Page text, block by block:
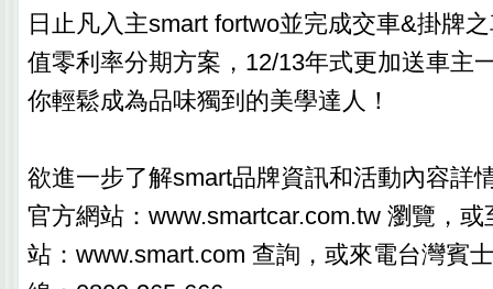
日止凡入主smart fortwo並完成交車&掛牌
值零利率分期方案，12/13年式更加送車主
你輕鬆成為品味獨到的美學達人！
欲進一步了解smart品牌資訊和活動內容詳
官方網站：www.smartcar.com.tw 瀏覽，或
站：www.smart.com 查詢，或來電台灣賓